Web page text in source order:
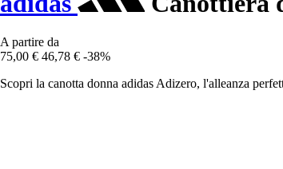
A partire da
75,00 € 46,78 € -38%
Scopri la canotta donna adidas Adizero, l'alleanza